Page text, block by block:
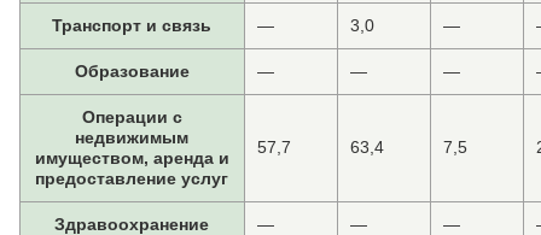
Транспорт и связь — 3,0 —
Образование — — —
Операции с
недвижимым
имуществом, аренда и
предоставление услуг
57,7 63,4 7,5
Здравоохранение — — —